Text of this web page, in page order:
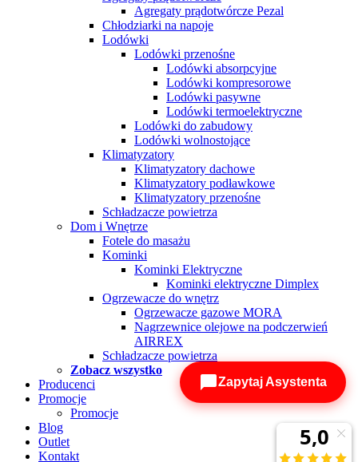
Agregaty prądotwórcze Pezal
Chłodziarki na napoje
Lodówki
Lodówki przenośne
Lodówki absorpcyjne
Lodówki kompresorowe
Lodówki pasywne
Lodówki termoelektryczne
Lodówki do zabudowy
Lodówki wolnostojące
Klimatyzatory
Klimatyzatory dachowe
Klimatyzatory podławkowe
Klimatyzatory przenośne
Schładzacze powietrza
Dom i Wnętrze
Fotele do masażu
Kominki
Kominki Elektryczne
Kominki elektryczne Dimplex
Ogrzewacze do wnętrz
Ogrzewacze gazowe MORA
Nagrzewnice olejowe na podczerwień
AIRREX
Schładzacze powietrza
Zobacz wszystko
Producenci
Promocje
Promocje
Blog
Outlet
Kontakt
Zapytaj Asystenta